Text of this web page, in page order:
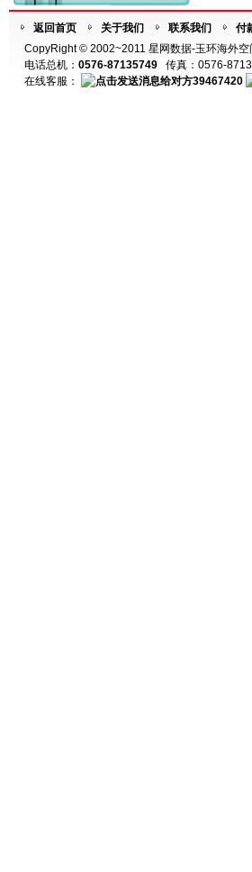
返回首页 关于我们 联系我们 付
CopyRight © 2002~2011 星网数据-玉环海外空
电话总机： 0576-87135749 传真：0576-
在线客服：
39467420